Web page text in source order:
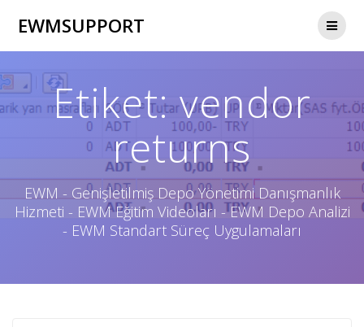
EWMSUPPORT
Etiket:vendor
returns
EWM - Genişletilmiş Depo Yönetimi Danışmanlık
Hizmeti - EWM Eğitim Videoları - EWM Depo Analizi
- EWM Standart Süreç Uygulamaları